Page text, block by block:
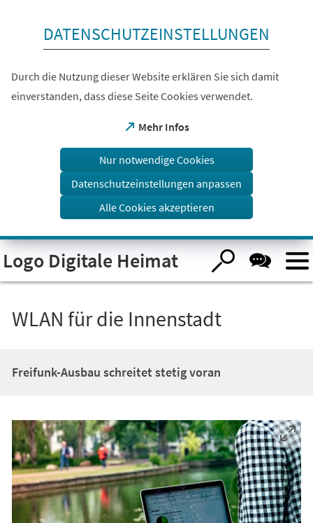
DATENSCHUTZEINSTELLUNGEN
Durch die Nutzung dieser Website erklären Sie sich damit
einverstanden, dass diese Seite Cookies verwendet.
Mehr Infos
(Öffnet
einem
Tab)
Nur notwendige Cookies
Datenschutzeinstellungen anpassen
Alle Cookies akzeptieren
Logo Digitale Heimat
WLAN für die Innenstadt
Freifunk-Ausbau schreitet stetig voran